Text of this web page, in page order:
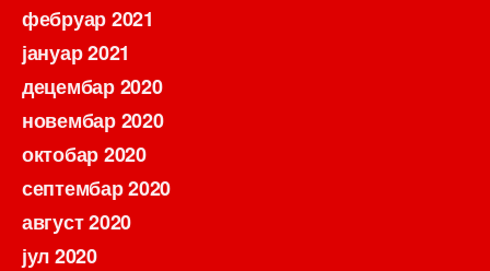
фебруар 2021
јануар 2021
децембар 2020
новембар 2020
октобар 2020
септембар 2020
август 2020
јул 2020